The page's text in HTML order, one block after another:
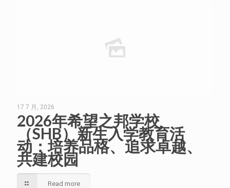
17 7 月, 2026
2026年希望之邦学校
（SHB）新生入学教育活
动：培养品格、追求卓越、
共建校园
Read more